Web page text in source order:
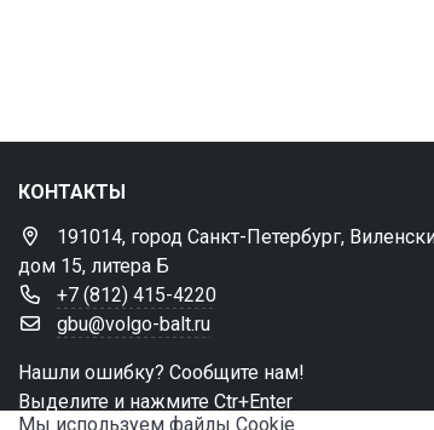
КОНТАКТЫ
191014, город Санкт-Петербург,
дом 15, литера Б
+7 (812) 415-4220
gbu@volgo-balt.ru
Нашли ошибку? Сообщите нам!
Выделите и нажмите Ctr+Enter
Мы используем файлы Сookie